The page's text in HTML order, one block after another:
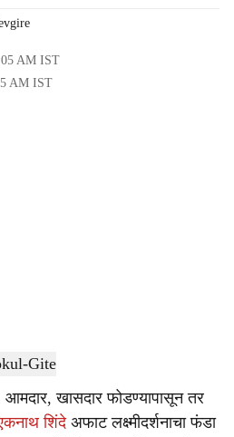
AM IST
AM IST
आमदार, खासदार फोडण्यापासून तर
शिंदेअफाट लक्ष्मीदर्शनाचा फंडा